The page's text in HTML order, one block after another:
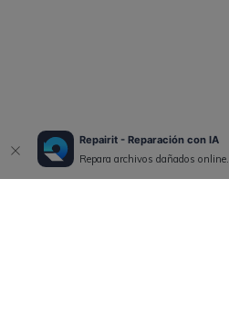
Repairit - Reparación con IA
Repara archivos dañados online.